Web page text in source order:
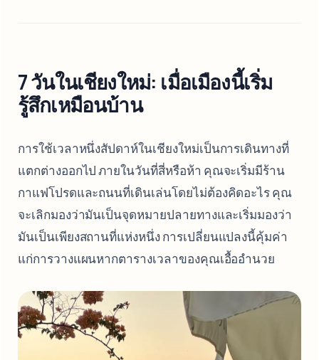
7 วันในเชียงใหม่: เมื่อเมืองนี้เริ่ม
รู้สึกเหมือนบ้าน
การใช้เวลาหนึ่งสัปดาห์ในเชียงใหม่เป็นการเดินทางที่
แตกต่างออกไป ภายในวันที่สี่หรือห้า คุณจะเริ่มมีร้าน
กาแฟโปรดและถนนที่เดินเล่นโดยไม่ต้องคิดอะไร คุณ
จะเลิกมองว่ามันเป็นจุดหมายปลายทางและเริ่มมองว่า
มันเป็นเพียงสถานที่แห่งหนึ่ง การเปลี่ยนแปลงนี้คุ้มค่า
แก่การวางแผนหากตารางเวลาของคุณเอื้ออำนวย